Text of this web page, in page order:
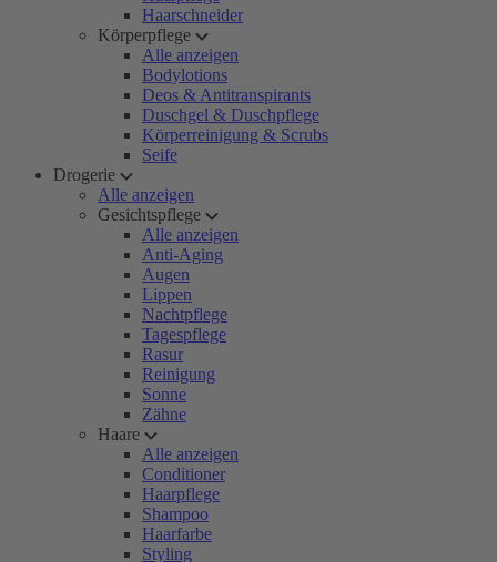
Haarschneider
Körperpflege
Alle anzeigen
Bodylotions
Deos & Antitranspirants
Duschgel & Duschpflege
Körperreinigung & Scrubs
Seife
Drogerie
Alle anzeigen
Gesichtspflege
Alle anzeigen
Anti-Aging
Augen
Lippen
Nachtpflege
Tagespflege
Rasur
Reinigung
Sonne
Zähne
Haare
Alle anzeigen
Conditioner
Haarpflege
Shampoo
Haarfarbe
Styling